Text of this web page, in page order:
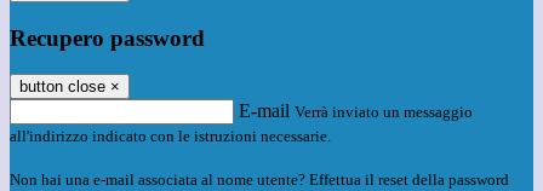
Recupero password
button close ×
E-mail Verrà inviato un messaggio
all'indirizzo indicato con le istruzioni necessarie.
Non hai una e-mail associata al nome utente? Effettua il reset della password